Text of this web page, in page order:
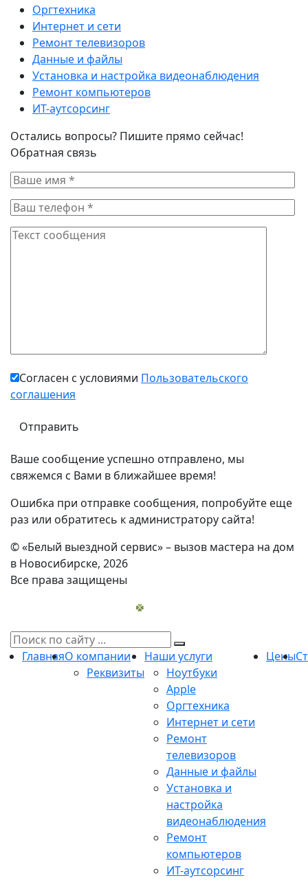
Оргтехника
Интернет и сети
Ремонт телевизоров
Данные и файлы
Установка и настройка видеонаблюдения
Ремонт компьютеров
ИТ-аутсорсинг
Остались вопросы? Пишите прямо сейчас!
Обратная связь
Согласен с условиями Пользовательского
соглашения
Ваше сообщение успешно отправлено, мы
свяжемся с Вами в ближайшее время!
Ошибка при отправке сообщения, попробуйте еще
раз или обратитесь к администратору сайта!
© «Белый выездной сервис» – вызов мастера на дом
в Новосибирске, 2026
Все права защищены
ГлавнаяО компании
Реквизиты
Наши услуги
Ноутбуки
Apple
Оргтехника
Интернет и сети
Ремонт
телевизоров
Данные и файлы
Установка и
настройка
видеонаблюдения
Ремонт
компьютеров
ИТ-аутсорсинг
Цены